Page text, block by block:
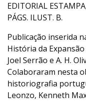
EDITORIAL
PÁGS. ILUST. B.
Publicação inserida
História da
Joel Serrão e A. H.
Colaboraram nesta
historiografia
Leonzo, Kenneth